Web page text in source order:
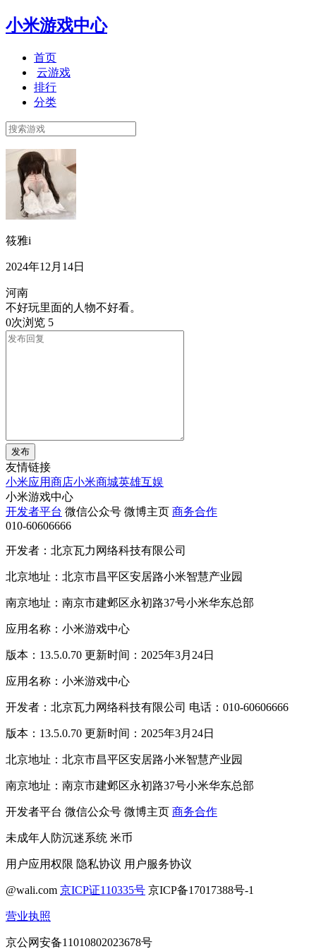
小米游戏中心
首页
云游戏
排行
分类
筱雅i
2024年12月14日
河南
不好玩里面的人物不好看。
0次浏览 5
发布
友情链接
小米应用商店小米商城英雄互娱
小米游戏中心
开发者平台 微信公众号 微博主页 商务合作
010-60606666
开发者：北京瓦力网络科技有限公司
北京地址：北京市昌平区安居路小米智慧产业园
南京地址：南京市建邺区永初路37号小米华东总部
应用名称：小米游戏中心
版本：13.5.0.70 更新时间：2025年3月24日
应用名称：小米游戏中心
开发者：北京瓦力网络科技有限公司 电话：010-60606666
版本：13.5.0.70 更新时间：2025年3月24日
北京地址：北京市昌平区安居路小米智慧产业园
南京地址：南京市建邺区永初路37号小米华东总部
开发者平台 微信公众号 微博主页 商务合作
未成年人防沉迷系统 米币
用户应用权限 隐私协议 用户服务协议
@wali.com 京ICP证110335号 京ICP备17017388号-1
营业执照
京公网安备11010802023678号